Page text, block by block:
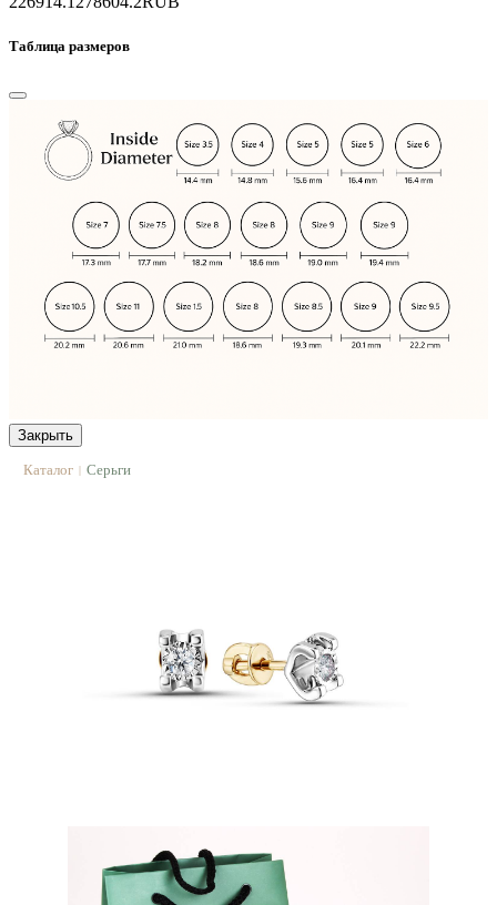
Таблица размеров
Закрыть
Каталог | Серьги